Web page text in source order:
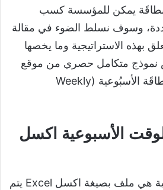
يمكن للمؤسسة كسب
وسوف نسلط الضوء في مقالة
بهذه الاستراتيجية وما يخصها
متكامل حصري من موقع
” لهذه البطاقَة الأسبُوعية (Weekly
الأسبوعية اكسل
بطاقة الوقت الأسبوعية هي ملف بصيغة اكسل Excel يتم